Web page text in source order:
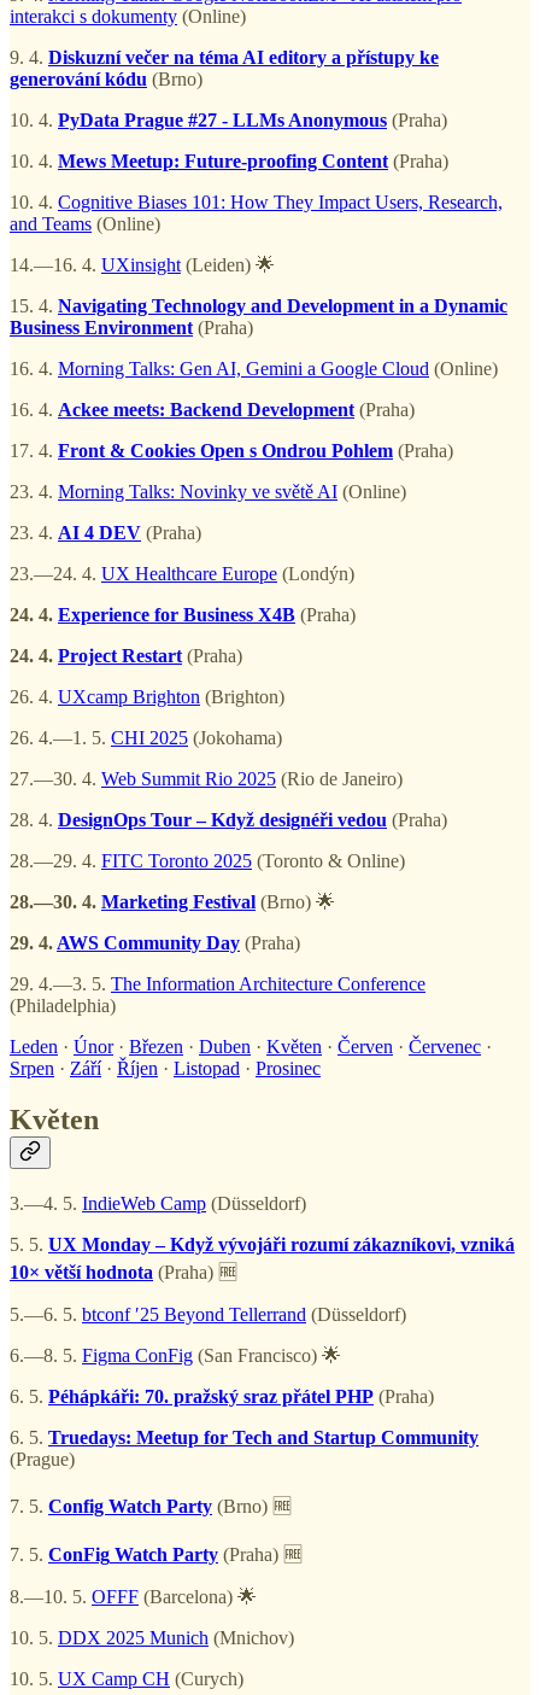
interakci s dokumenty (Online)
9. 4. Diskuzní večer na téma AI editory a přístupy ke
generování kódu (Brno)
10. 4. PyData Prague #27 - LLMs Anonymous (Praha)
10. 4. Mews Meetup: Future-proofing Content (Praha)
10. 4. Cognitive Biases 101: How They Impact Users, Research,
and Teams (Online)
14.—16. 4. UXinsight (Leiden) 🌟
15. 4. Navigating Technology and Development in a Dynamic
Business Environment (Praha)
16. 4. Morning Talks: Gen AI, Gemini a Google Cloud (Online)
16. 4. Ackee meets: Backend Development (Praha)
17. 4. Front & Cookies Open s Ondrou Pohlem (Praha)
23. 4. Morning Talks: Novinky ve světě AI (Online)
23. 4. AI 4 DEV (Praha)
23.—24. 4. UX Healthcare Europe (Londýn)
24. 4. Experience for Business X4B (Praha)
24. 4. Project Restart (Praha)
26. 4. UXcamp Brighton (Brighton)
26. 4.—1. 5. CHI 2025 (Jokohama)
27.—30. 4. Web Summit Rio 2025 (Rio de Janeiro)
28. 4. DesignOps Tour – Když designéři vedou (Praha)
28.—29. 4. FITC Toronto 2025 (Toronto & Online)
28.—30. 4. Marketing Festival (Brno) 🌟
29. 4. AWS Community Day (Praha)
29. 4.—3. 5. The Information Architecture Conference
(Philadelphia)
Leden · Únor· Březen · Duben · Květen · Červen · Červenec ·
Srpen · Září· Říjen · Listopad · Prosinec
Květen
3.—4. 5. IndieWeb Camp (Düsseldorf)
5. 5. UX Monday – Když vývojáři rozumí zákazníkovi, vzniká
10× větší hodnota (Praha) 🆓
5.—6. 5. btconf ′25 Beyond Tellerrand (Düsseldorf)
6.—8. 5. Figma ConFig (San Francisco) 🌟
6. 5. Péhápkáři: 70. pražský sraz přátel PHP (Praha)
6. 5. Truedays: Meetup for Tech and Startup Community
(Prague)
7. 5. Config Watch Party (Brno) 🆓
7. 5. ConFig Watch Party (Praha) 🆓
8.—10. 5. OFFF (Barcelona) 🌟
10. 5. DDX 2025 Munich (Mnichov)
10. 5. UX Camp CH (Curych)